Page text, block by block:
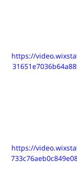
https://
https://